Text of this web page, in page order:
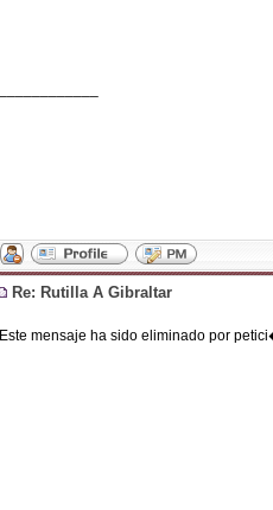
Re: Rutilla A Gibraltar
Este mensaje ha sido eliminado por